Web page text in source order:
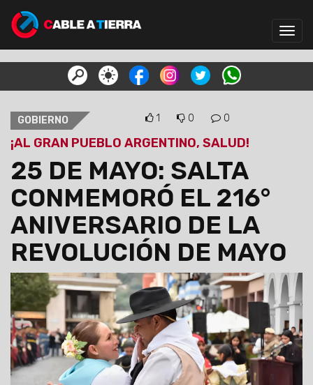
GOBIERNO 1 0 0
¡AL GRAN PUEBLO ARGENTINO, SALUD!
25 DE MAYO: SALTA
CONMEMORÓ EL 216°
ANIVERSARIO DE LA
REVOLUCIÓN DE MAYO